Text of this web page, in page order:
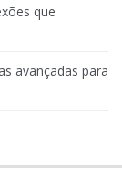
que
avançadas para